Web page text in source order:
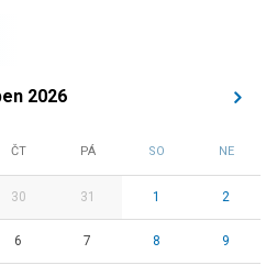
2026
ČT PÁ SO NE
30 31 1 2
6 7 8 9